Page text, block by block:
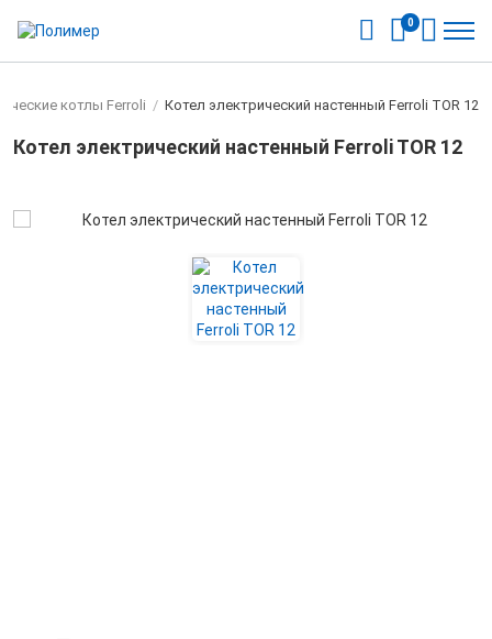
0
котлы Ferroli / Котел электрический настенный Ferroli TOR 12
Котел электрический настенный Ferroli TOR 12